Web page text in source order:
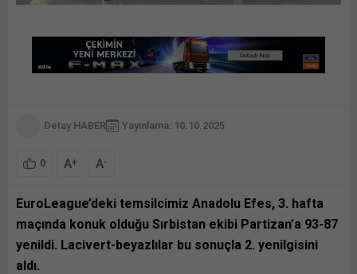
Detay HABER Yayınlama: 10.10.2025
0 A+ A-
EuroLeague’deki temsilcimiz Anadolu Efes, 3. hafta
maçında konuk olduğu Sırbistan ekibi Partizan’a 93-87
yenildi. Lacivert-beyazlılar bu sonuçla 2. yenilgisini
aldı.